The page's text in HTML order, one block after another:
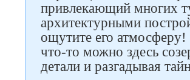
привлекающий многих
архитектурными
ощутите его атмосферу!
что-то можно здесь
детали и разгадывая